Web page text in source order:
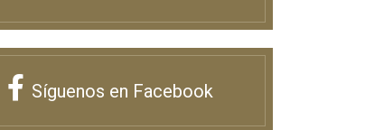
Síguenos en Facebook